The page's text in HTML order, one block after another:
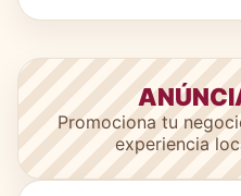
Promociona tu
experiencia